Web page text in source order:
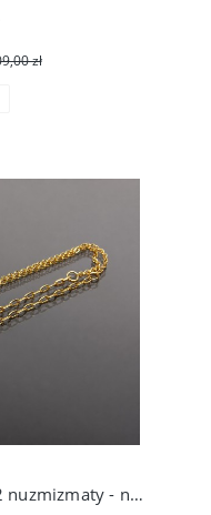
zł
Alloys Collection Chain vol. 2 nuzmizmaty - naszyjnik /06.01.26/